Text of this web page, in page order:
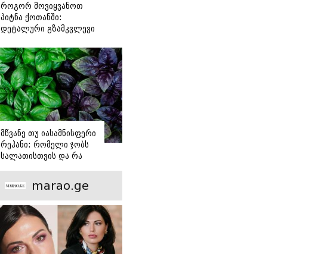
როგორ მოვიყვანოთ
პიტნა ქოთანში:
დეტალური გზამკვლევი
მწვანე თუ იასამნისფერი
რეჰანი: რომელი ჯობს
სალათისთვის და რა
marao.ge